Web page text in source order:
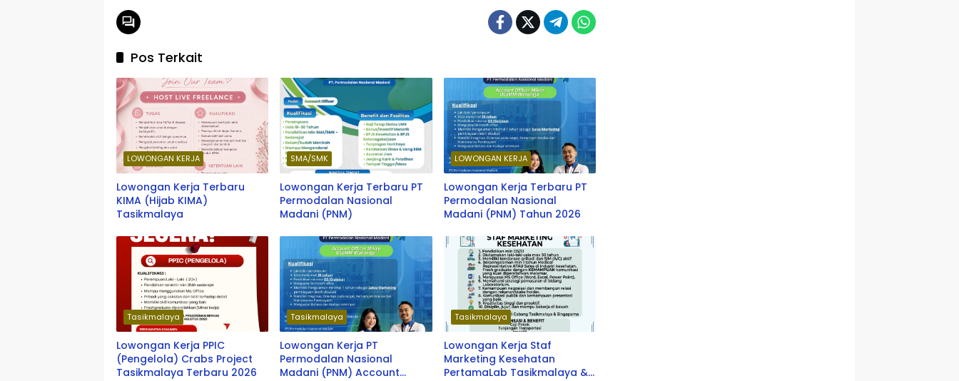
Pos Terkait
LOWONGAN KERJA
Lowongan Kerja Terbaru
KIMA (Hijab KIMA)
Tasikmalaya
SMA/SMK
Lowongan Kerja Terbaru PT
Permodalan Nasional
Madani (PNM)
LOWONGAN KERJA
Lowongan Kerja Terbaru PT
Permodalan Nasional
Madani (PNM) Tahun 2026
Tasikmalaya
Lowongan Kerja PPIC
(Pengelola) Crabs Project
Tasikmalaya Terbaru 2026
Tasikmalaya
Lowongan Kerja PT
Permodalan Nasional
Madani (PNM) Account
Tasikmalaya
Lowongan Kerja Staf
Marketing Kesehatan
PertamaLab Tasikmalaya &